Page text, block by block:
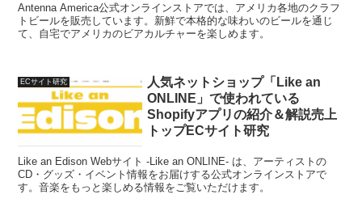
Antenna America公式オンラインストアでは、アメリカ各地のクラフ
トビールを販売しています。新鮮で本格的な味わいのビールを通じ
て、自宅でアメリカのビアカルチャーを楽しめます。
ECサイト研究
人気ネットショップ「Like an
ONLINE」で使われている
Shopifyアプリの紹介＆解説売上
トップECサイト研究
Like an Edison Webサイト -Like an ONLINE- は、アーティストの
CD・グッズ・イベント情報をお届けする公式オンラインストアで
す。音楽をもっと楽しめる情報をご覧いただけます。